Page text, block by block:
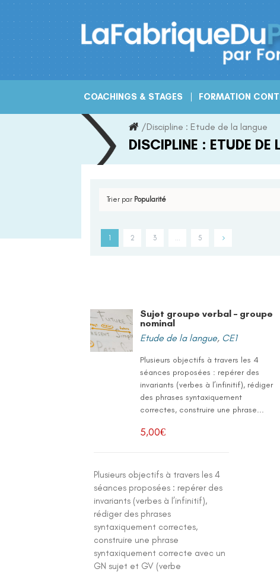
Skip
to
COACHINGS & STAGES FORMATION
/Discipline : Etude de la langue
DISCIPLINE : ETUDE DE
Trier par Popularité
1 2 3 … 5
Sujet groupe verbal – groupe
nominal
Etude de la langue, CE1
Plusieurs objectifs à travers les 4
séances proposées : repérer des
invariants (verbes à l’infinitif), rédiger
des phrases syntaxiquement
correctes, construire une phrase...
5,00€
Plusieurs objectifs à travers les 4
séances proposées : repérer des
invariants (verbes à l’infinitif),
rédiger des phrases
syntaxiquement correctes,
construire une phrase
syntaxiquement correcte avec un
GN sujet et GV (verbe